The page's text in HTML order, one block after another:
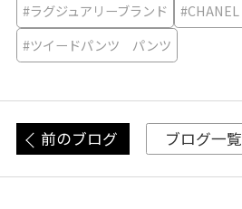
#ラグジュアリーブランド #CHANEL
#ツイードパンツ パンツ
前のブログ ブログ一覧